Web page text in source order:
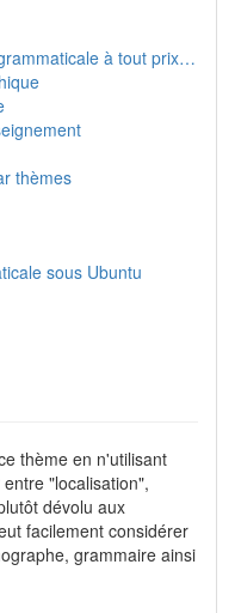
à tout prix…
thèmes
sous Ubuntu
thème en n'utilisant
"localisation",
dévolu aux
facilement considérer
grammaire ainsi